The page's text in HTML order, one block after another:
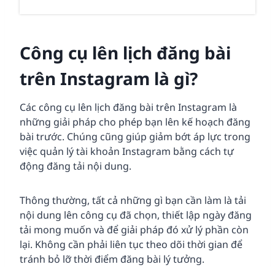
Công cụ lên lịch đăng bài
trên Instagram là gì?
Các công cụ lên lịch đăng bài trên Instagram là
những giải pháp cho phép bạn lên kế hoạch đăng
bài trước. Chúng cũng giúp giảm bớt áp lực trong
việc quản lý tài khoản Instagram bằng cách tự
động đăng tải nội dung.
Thông thường, tất cả những gì bạn cần làm là tải
nội dung lên công cụ đã chọn, thiết lập ngày đăng
tải mong muốn và để giải pháp đó xử lý phần còn
lại. Không cần phải liên tục theo dõi thời gian để
tránh bỏ lỡ thời điểm đăng bài lý tưởng.